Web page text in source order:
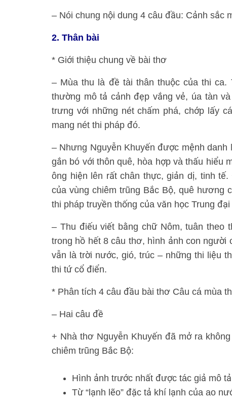
– Nói chung nội dung 4 câu đầu: Cảnh sắc
2. Thân bài
* Giới thiệu chung về bài thơ
– Mùa thu là đề tài thân thuộc của thi
thường mô tả cảnh đẹp vắng vẻ, úa tàn
trưng với những nét chấm phá, chớp lấy
mang nét thi pháp đó.
– Nhưng Nguyễn Khuyến được mệnh
gắn bó với thôn quê, hòa hợp và thấu hiểu
ông hiện lên rất chân thực, giản dị, tinh
của vùng chiêm trũng Bắc Bộ, quê hương
thi pháp truyền thống của văn học Trung
– Thu điếu viết bằng chữ Nôm, tuân theo
trong hồ hết 8 câu thơ, hình ảnh con người
vẫn là trời nước, gió, trúc – những thi liệu
thi tứ cổ điển.
* Phân tích 4 câu đầu bài thơ Câu cá mùa
– Hai câu đề
+ Nhà thơ Nguyễn Khuyến đã mở ra
chiêm trũng Bắc Bộ:
Hình ảnh trước nhất được tác giả mô tả
Từ “lạnh lẽo” đặc tả khí lạnh của ao